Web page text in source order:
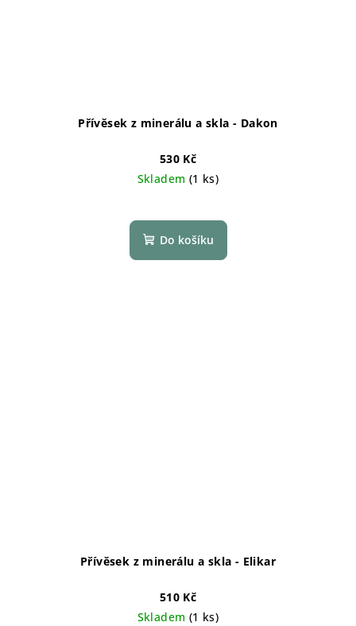
Přívěsek z minerálu a skla - Dakon
530 Kč
Skladem (1 ks)
Do košíku
Přívěsek z minerálu a skla - Elikar
510 Kč
Skladem (1 ks)